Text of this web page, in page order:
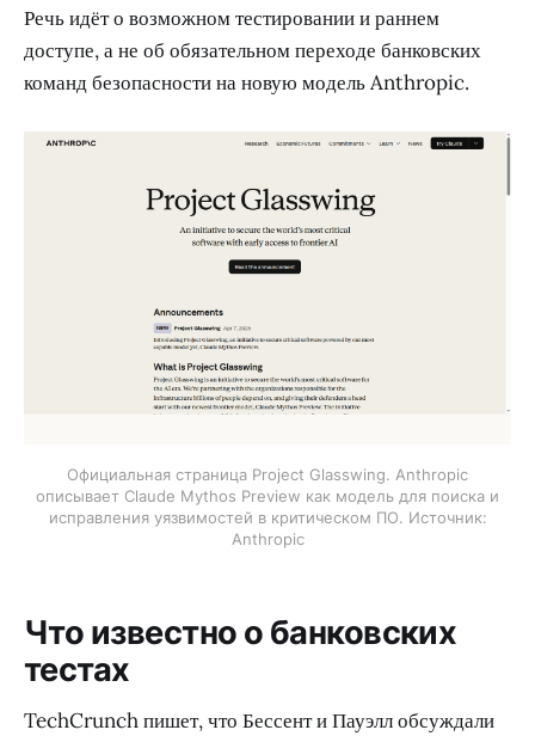
Речь идёт о возможном тестировании и раннем
доступе, а не об обязательном переходе банковских
команд безопасности на новую модель Anthropic.
Официальная страница Project Glasswing. Anthropic
описывает Claude Mythos Preview как модель для поиска и
исправления уязвимостей в критическом ПО. Источник:
Anthropic
Что известно о банковских
тестах
TechCrunch пишет, что Бессент и Пауэлл обсуждали